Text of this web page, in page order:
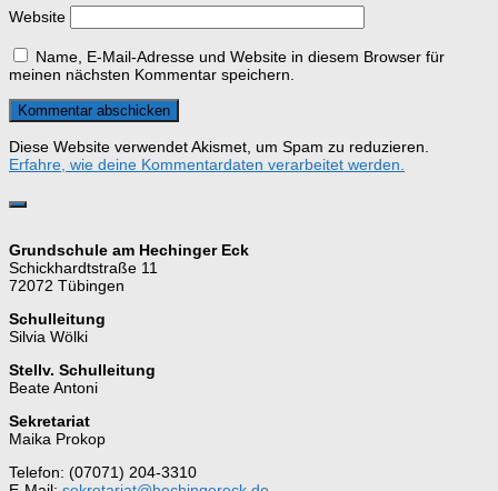
Website
Name, E-Mail-Adresse und Website in diesem Browser für
meinen nächsten Kommentar speichern.
Diese Website verwendet Akismet, um Spam zu reduzieren.
Erfahre, wie deine Kommentardaten verarbeitet werden.
Grundschule am Hechinger Eck
Schickhardtstraße 11
72072 Tübingen
Schulleitung
Silvia Wölki
Stellv. Schulleitung
Beate Antoni
Sekretariat
Maika Prokop
Telefon: (07071) 204-3310